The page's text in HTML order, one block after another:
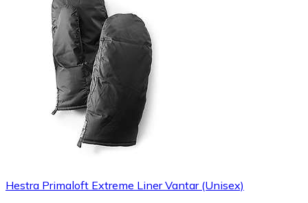
Hestra Primaloft Extreme Liner Vantar (Unisex)